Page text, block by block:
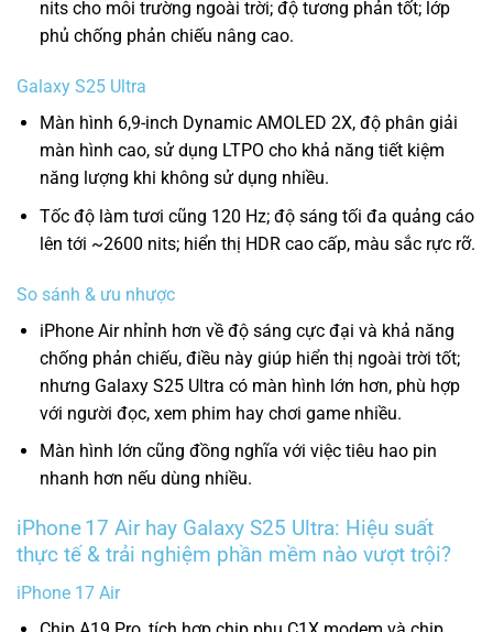
nits cho môi trường ngoài trời; độ tương phản tốt; lớp
phủ chống phản chiếu nâng cao.
Galaxy S25 Ultra
Màn hình 6,9-inch Dynamic AMOLED 2X, độ phân giải
màn hình cao, sử dụng LTPO cho khả năng tiết kiệm
năng lượng khi không sử dụng nhiều.
Tốc độ làm tươi cũng 120 Hz; độ sáng tối đa quảng cáo
lên tới ~2600 nits; hiển thị HDR cao cấp, màu sắc rực rỡ.
So sánh & ưu nhược
iPhone Air nhỉnh hơn về độ sáng cực đại và khả năng
chống phản chiếu, điều này giúp hiển thị ngoài trời tốt;
nhưng Galaxy S25 Ultra có màn hình lớn hơn, phù hợp
với người đọc, xem phim hay chơi game nhiều.
Màn hình lớn cũng đồng nghĩa với việc tiêu hao pin
nhanh hơn nếu dùng nhiều.
iPhone 17 Air hay Galaxy S25 Ultra: Hiệu suất
thực tế & trải nghiệm phần mềm nào vượt trội?
iPhone 17 Air